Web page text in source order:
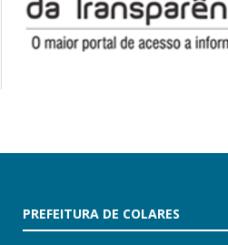
PREFEITURA DE COLARES